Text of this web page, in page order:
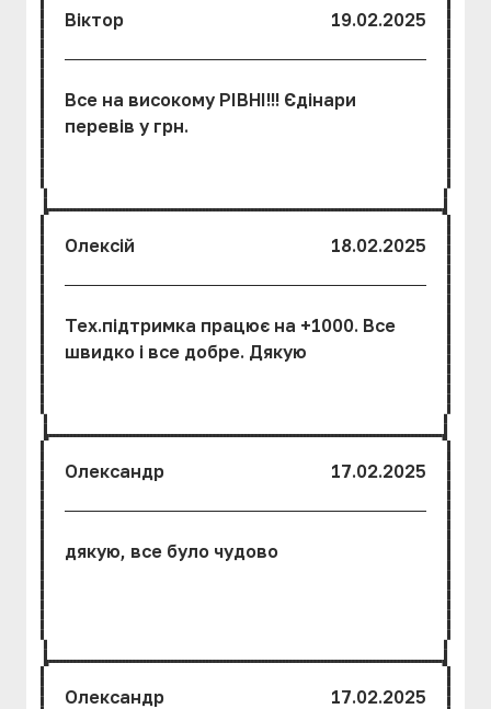
Віктор 19.02.2025
Все на високому РІВНІ!!! Єдінари
перевів у грн.
Олексій 18.02.2025
Тех.підтримка працює на +1000. Все
швидко і все добре. Дякую
Олександр 17.02.2025
дякую, все було чудово
Олександр 17.02.2025